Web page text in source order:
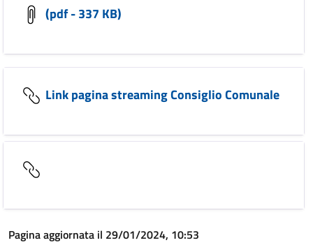
(pdf - 337 KB)
Link pagina streaming Consiglio Comunale
Pagina aggiornata il 29/01/2024, 10:53